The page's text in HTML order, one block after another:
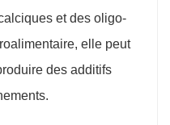
et des oligo-
elle peut
des additifs